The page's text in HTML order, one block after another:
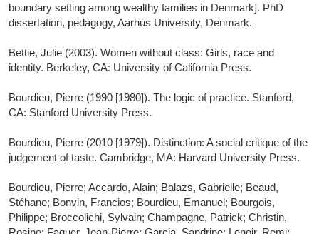
boundary setting among wealthy families in Denmark]. PhD
dissertation, pedagogy, Aarhus University, Denmark.
Bettie, Julie (2003). Women without class: Girls, race and
identity. Berkeley, CA: University of California Press.
Bourdieu, Pierre (1990 [1980]). The logic of practice. Stanford,
CA: Stanford University Press.
Bourdieu, Pierre (2010 [1979]). Distinction: A social critique of the
judgement of taste. Cambridge, MA: Harvard University Press.
Bourdieu, Pierre; Accardo, Alain; Balazs, Gabrielle; Beaud,
Stéhane; Bonvin, Francios; Bourdieu, Emanuel; Bourgois,
Philippe; Broccolichi, Sylvain; Champagne, Patrick; Christin,